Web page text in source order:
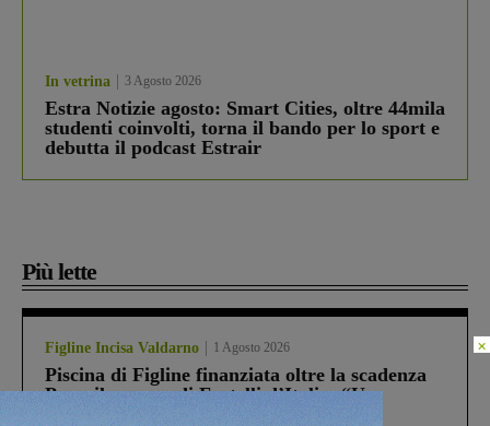
In vetrina 3 Agosto 2026
Estra Notizie agosto: Smart Cities, oltre 44mila
studenti coinvolti, torna il bando per lo sport e
debutta il podcast Estrair
Più lette
Figline Incisa Valdarno 1 Agosto 2026
Piscina di Figline finanziata oltre la scadenza
Pnrr, il gruppo di Fratelli d’Italia: “Un
×